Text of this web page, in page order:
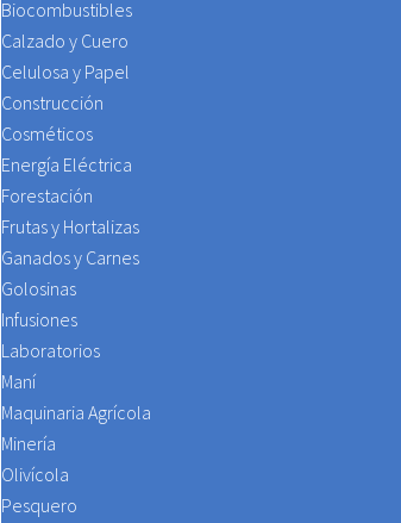
Biocombustibles
Calzado y Cuero
Celulosa y Papel
Construcción
Cosméticos
Energía Eléctrica
Forestación
Frutas y Hortalizas
Ganados y Carnes
Golosinas
Infusiones
Laboratorios
Maní
Maquinaria Agrícola
Minería
Olivícola
Pesquero